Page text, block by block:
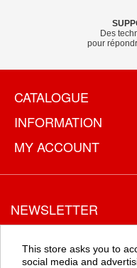
Des
pour
CATALOGUE
INFORMATION
MY ACCOUNT
NEWSLETTER
la newsletter
This store asks you to
social media and